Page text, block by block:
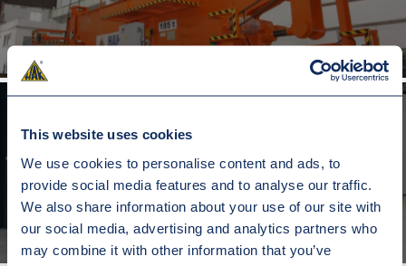
This website uses cookies
We use cookies to personalise content and ads, to
provide social media features and to analyse our traffic.
We also share information about your use of our site with
our social media, advertising and analytics partners who
may combine it with other information that you’ve
TRAWERSA Q=175T